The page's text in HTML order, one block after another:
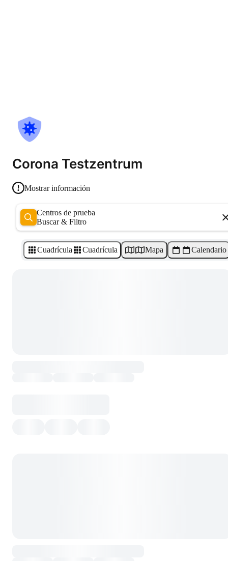
Corona Testzentrum
Mostrar información
Centros de prueba
Buscar & Filtro
Cuadrícula Cuadrícula Mapa Calendario